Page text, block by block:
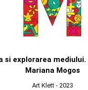
si explorarea mediului.
Mariana Mogos
Art Klett- 2023